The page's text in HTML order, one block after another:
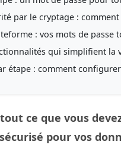
par le cryptage :
: vos mots de passe
qui simplifient la
étape : comment
ce que vous
pour vos